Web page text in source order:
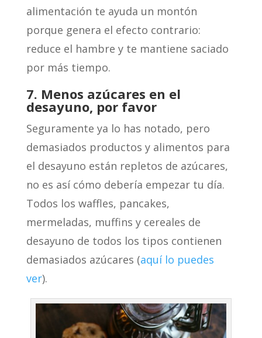
alimentación te ayuda un montón
porque genera el efecto contrario:
reduce el hambre y te mantiene saciado
por más tiempo.
7. Menos azúcares en el
desayuno, por favor
Seguramente ya lo has notado, pero
demasiados productos y alimentos para
el desayuno están repletos de azúcares,
no es así cómo debería empezar tu día.
Todos los waffles, pancakes,
mermeladas, muffins y cereales de
desayuno de todos los tipos contienen
demasiados azúcares (aquí lo puedes
ver).